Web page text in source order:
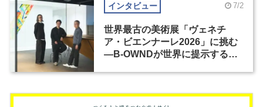
インタビュー 7/2
世界最古の美術展「ヴェネチ
ア・ビエンナーレ2026」に挑む
―B-OWNDが世界に提示する美